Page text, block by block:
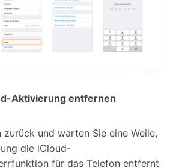
Aktivierung entfernen
zurück und warten Sie eine Weile,
die iCloud-
für das Telefon entfernt